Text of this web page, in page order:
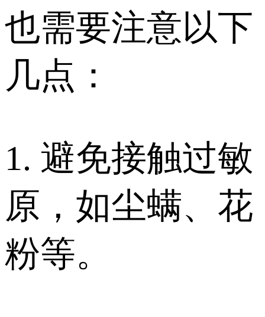
也需要注意以下
几点：
1. 避免接触过敏
原，如尘螨、花
粉等。